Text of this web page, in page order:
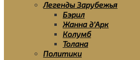
Легенды Зарубежья
Бэрил
Жанна д’Арк
Колумб
Толана
Политики